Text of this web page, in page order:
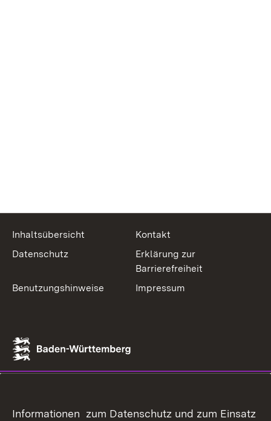
Inhaltsübersicht
Kontakt
Datenschutz
Erklärung zur
Barrierefreiheit
Benutzungshinweise
Impressum
Informationen zum Datenschutz und zum Einsatz